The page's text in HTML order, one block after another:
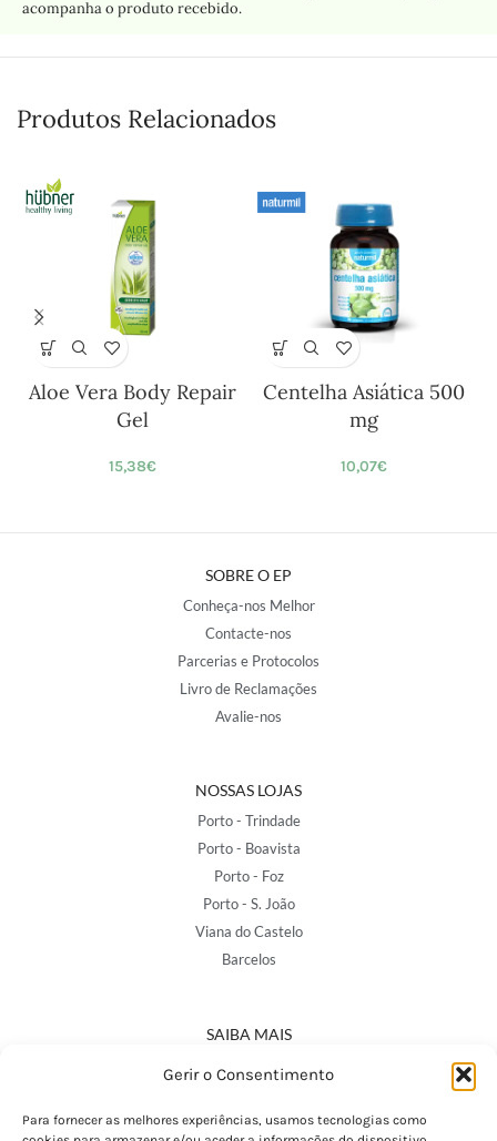
Gerir o Consentimento
Para fornecer as melhores experiências, usamos tecnologias como
acompanha o produto recebido.
Produtos Relacionados
Aloe Vera Body Repair
Gel
15,38€
Centelha Asiática 500
mg
10,07€
SOBRE O EP
Conheça-nos Melhor
Contacte-nos
Parcerias e Protocolos
Livro de Reclamações
Avalie-nos
NOSSAS LOJAS
Porto - Trindade
Porto - Boavista
Porto - Foz
Porto - S. João
Viana do Castelo
Barcelos
SAIBA MAIS
Política de Privacidade
Termos e Condições